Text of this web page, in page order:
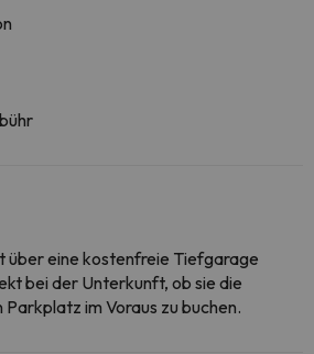
eine kostenfreie Tiefgarage
bei der Unterkunft, ob sie die
im Voraus zu buchen.